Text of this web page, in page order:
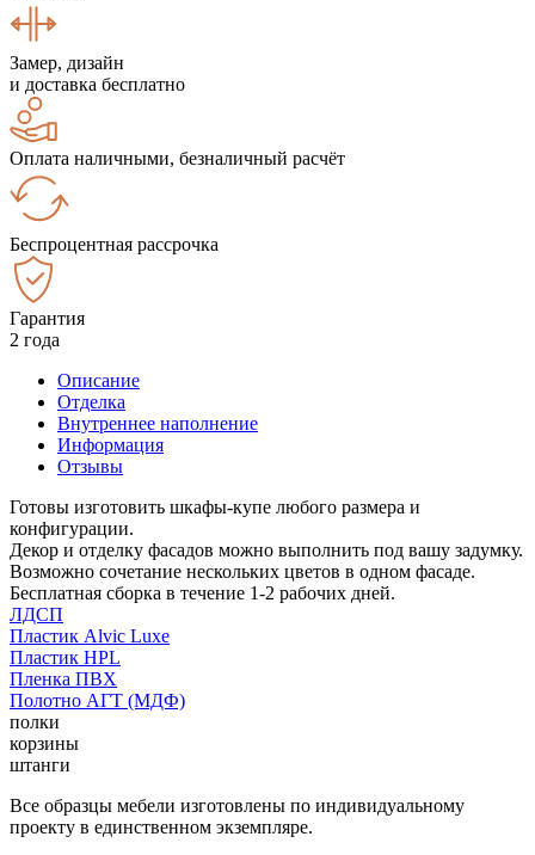
Замер, дизайн
и доставка бесплатно
Оплата наличными, безналичный расчёт
Беспроцентная рассрочка
Гарантия
2 года
Описание
Отделка
Внутреннее наполнение
Информация
Отзывы
Готовы изготовить шкафы-купе любого размера и
конфигурации.
Декор и отделку фасадов можно выполнить под вашу задумку.
Возможно сочетание нескольких цветов в одном фасаде.
Бесплатная сборка в течение 1-2 рабочих дней.
ЛДСП
Пластик Alvic Luxe
Пластик HPL
Пленка ПВХ
Полотно АГТ (МДФ)
полки
корзины
штанги
Все образцы мебели изготовлены по индивидуальному
проекту в единственном экземпляре.